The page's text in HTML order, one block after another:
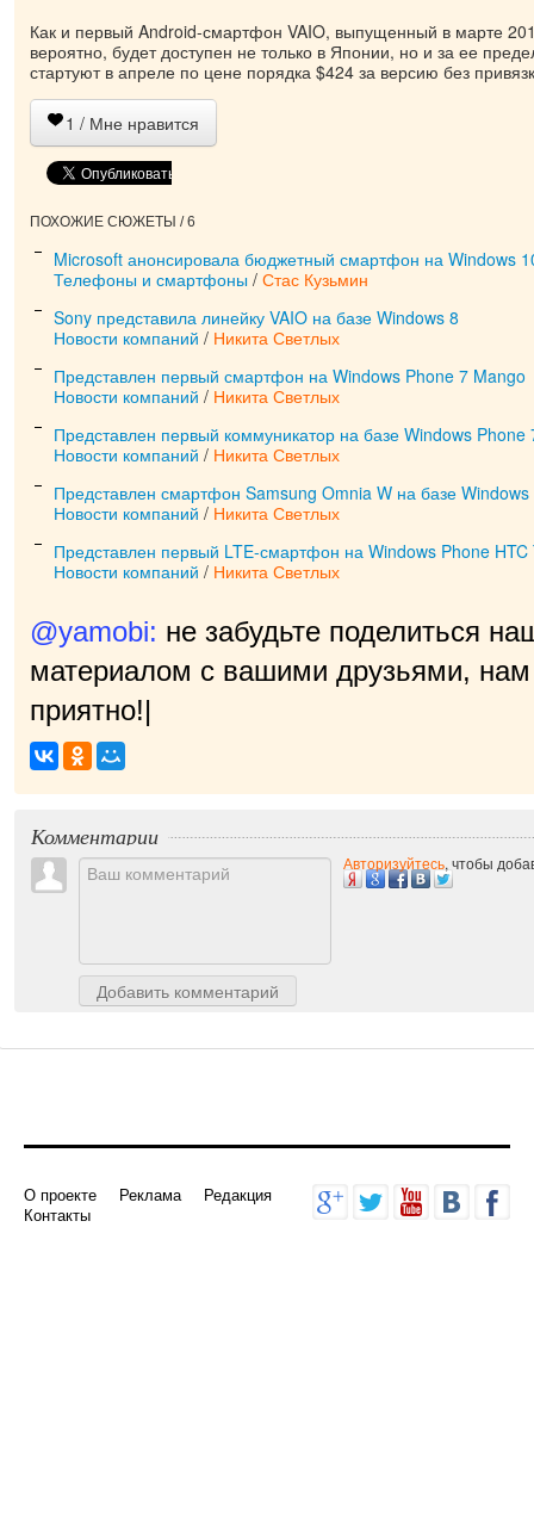
Как и первый Android-смартфон VAIO, выпущенный в марте
вероятно, будет доступен не только в Японии, но и за ее
стартуют в апреле по цене порядка $424 за версию без
1 / Мне нравится
ПОХОЖИЕ СЮЖЕТЫ / 6
Microsoft анонсировала бюджетный смартфон на Windows
Телефоны и смартфоны / Стас Кузьмин
Sony представила линейку VAIO на базе Windows 8
Новости компаний / Никита Светлых
Представлен первый смартфон на Windows Phone 7 Mango
Новости компаний / Никита Светлых
Представлен первый коммуникатор на базе Windows
Новости компаний / Никита Светлых
Представлен смартфон Samsung Omnia W на базе
Новости компаний / Никита Светлых
Представлен первый LTE-смартфон на Windows Phone HTC
Новости компаний / Никита Светлых
@yamobi: не забудьте поделиться
материалом с вашими друзьями, нам
приятно!|
Комментарии
Добавить комментарий
Авторизуйтесь, чтобы
О проекте Реклама
Редакция
Контакты